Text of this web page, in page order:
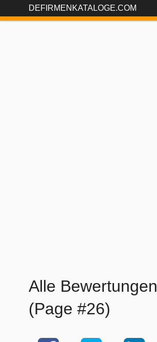
DEFIRMENKATALOGE.COM
Alle Bewertungen
(Page #26)